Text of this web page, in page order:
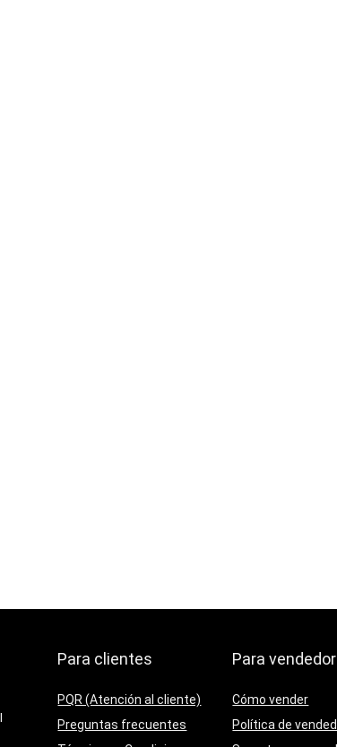
Para clientes
PQR (Atención al cliente)
Preguntas frecuentes
Para
Cómo vender
Política de